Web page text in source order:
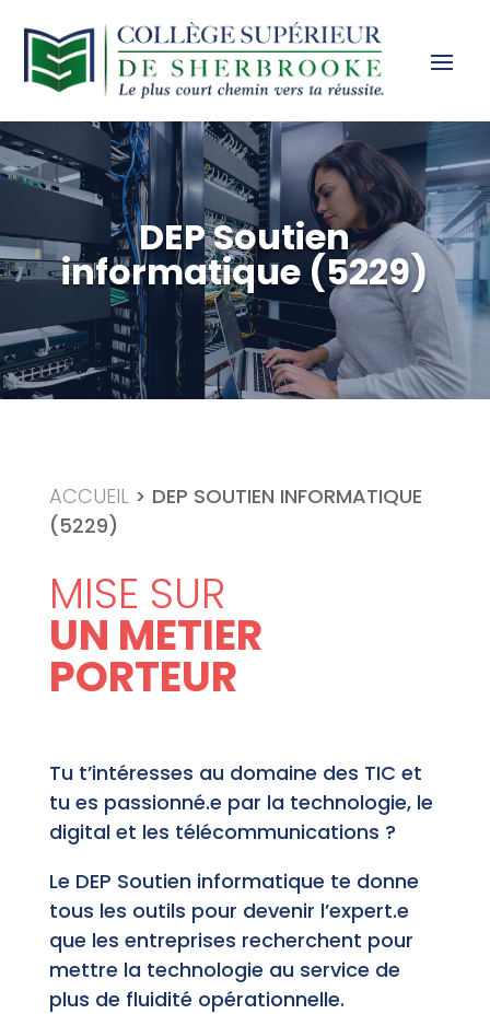
DEP Soutien
informatique (5229)
ACCUEIL> DEP SOUTIEN INFORMATIQUE
(5229)
MISE SUR
UN METIER
PORTEUR
Tu t’intéresses au domaine des TIC et
tu es passionné.e par la technologie, le
digital et les télécommunications ?
Le DEP Soutien informatique te donne
tous les outils pour devenir l’expert.e
que les entreprises recherchent pour
mettre la technologie au service de
plus de fluidité opérationnelle.